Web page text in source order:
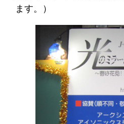
ます。）